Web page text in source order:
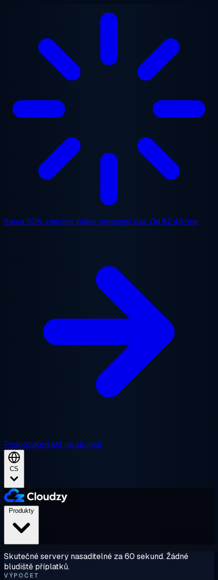
Sleva 50% všechny plány, omezený čas. Od $2.48/mo
PodporaKontakt na obchod
CS
Skutečné servery nasaditelné za 60 sekund. Žádné
bludiště příplatků.
VÝPOČET